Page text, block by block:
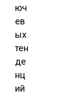
юч
ев
ых
тен
де
нц
ий